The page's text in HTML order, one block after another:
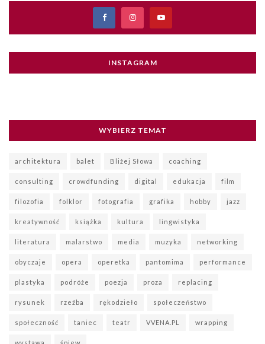
INSTAGRAM
WYBIERZ TEMAT
architektura balet Bliżej Słowa coaching
consulting crowdfunding digital edukacja film
filozofia folklor fotografia grafika hobby jazz
kreatywność książka kultura lingwistyka
literatura malarstwo media muzyka networking
obyczaje opera operetka pantomima performance
plastyka podróże poezja proza replacing
rysunek rzeźba rękodzieło społeczeństwo
społeczność taniec teatr VVENA.PL wrapping
wystawa śpiew